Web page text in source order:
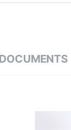
DOCUMENTS